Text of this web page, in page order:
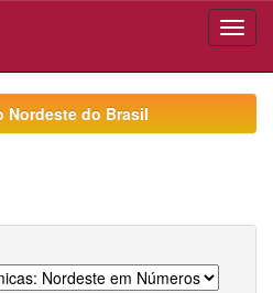
Nordeste do Brasil